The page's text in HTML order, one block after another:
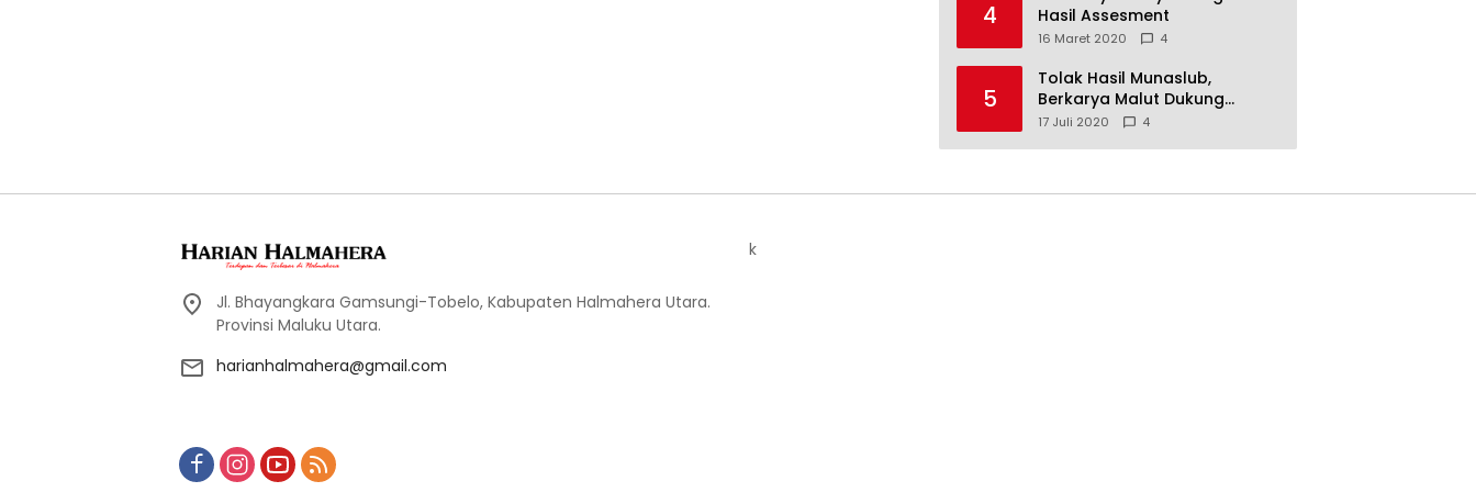
4
Hasil Assesment
16 Maret 2020 4
5
Tolak Hasil Munaslub,
Berkarya Malut Dukung
Tommy Soeharto
17 Juli 2020 4
Jl. Bhayangkara Gamsungi-Tobelo, Kabupaten Halmahera Utara.
Provinsi Maluku Utara.
harianhalmahera@gmail.com
k